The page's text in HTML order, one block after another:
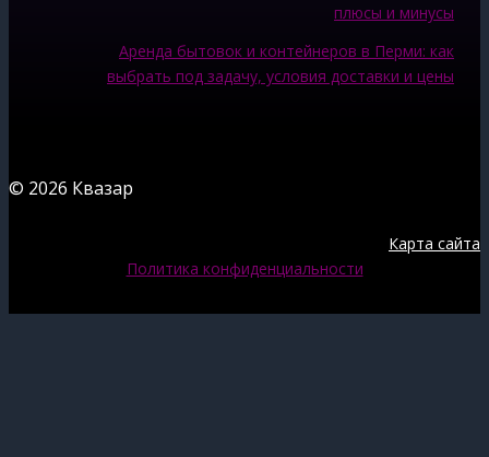
плюсы и минусы
Аренда бытовок и контейнеров в Перми: как
выбрать под задачу, условия доставки и цены
© 2026 Квазар
Карта сайта
Политика конфиденциальности